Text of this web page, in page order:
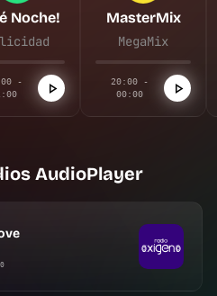
Noche!
-
MasterMix
MegaMix
20:00 -
00:00
AudioPlayer